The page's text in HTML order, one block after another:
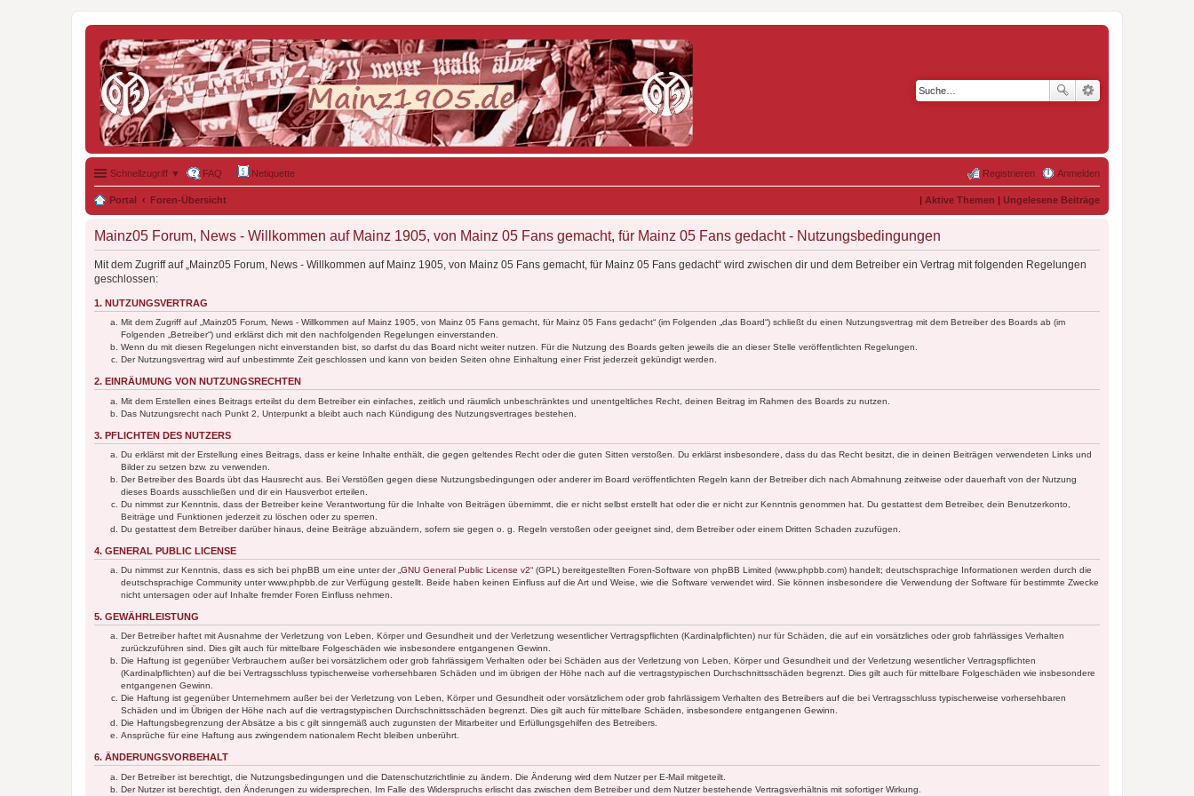
Schnellzugriff ▼ FAQ Netiquette Anmelden
Registrieren
Portal Foren-Übersicht | Aktive Themen | Ungelesene Beiträge
Mainz05 Forum, News - Willkommen auf Mainz 1905, von Mainz 05 Fans gemacht, für Mainz 05 Fans gedacht - Nutzungsbedingungen
Mit dem Zugriff auf „Mainz05 Forum, News - Willkommen auf Mainz 1905, von Mainz 05 Fans gemacht, für Mainz 05 Fans gedacht“ wird zwischen dir und dem Betreiber ein Vertrag mit folgenden Regelungen
geschlossen:
1. NUTZUNGSVERTRAG
Mit dem Zugriff auf „Mainz05 Forum, News - Willkommen auf Mainz 1905, von Mainz 05 Fans gemacht, für Mainz 05 Fans gedacht“ (im Folgenden „das Board“) schließt du einen Nutzungsvertrag mit dem Betreiber des Boards ab (im
Folgenden „Betreiber“) und erklärst dich mit den nachfolgenden Regelungen einverstanden.
Wenn du mit diesen Regelungen nicht einverstanden bist, so darfst du das Board nicht weiter nutzen. Für die Nutzung des Boards gelten jeweils die an dieser Stelle veröffentlichten Regelungen.
Der Nutzungsvertrag wird auf unbestimmte Zeit geschlossen und kann von beiden Seiten ohne Einhaltung einer Frist jederzeit gekündigt werden.
2. EINRÄUMUNG VON NUTZUNGSRECHTEN
Mit dem Erstellen eines Beitrags erteilst du dem Betreiber ein einfaches, zeitlich und räumlich unbeschränktes und unentgeltliches Recht, deinen Beitrag im Rahmen des Boards zu nutzen.
Das Nutzungsrecht nach Punkt 2, Unterpunkt a bleibt auch nach Kündigung des Nutzungsvertrages bestehen.
3. PFLICHTEN DES NUTZERS
Du erklärst mit der Erstellung eines Beitrags, dass er keine Inhalte enthält, die gegen geltendes Recht oder die guten Sitten verstoßen. Du erklärst insbesondere, dass du das Recht besitzt, die in deinen Beiträgen verwendeten Links und
Bilder zu setzen bzw. zu verwenden.
Der Betreiber des Boards übt das Hausrecht aus. Bei Verstößen gegen diese Nutzungsbedingungen oder anderer im Board veröffentlichten Regeln kann der Betreiber dich nach Abmahnung zeitweise oder dauerhaft von der Nutzung
dieses Boards ausschließen und dir ein Hausverbot erteilen.
Du nimmst zur Kenntnis, dass der Betreiber keine Verantwortung für die Inhalte von Beiträgen übernimmt, die er nicht selbst erstellt hat oder die er nicht zur Kenntnis genommen hat. Du gestattest dem Betreiber, dein Benutzerkonto,
Beiträge und Funktionen jederzeit zu löschen oder zu sperren.
Du gestattest dem Betreiber darüber hinaus, deine Beiträge abzuändern, sofern sie gegen o. g. Regeln verstoßen oder geeignet sind, dem Betreiber oder einem Dritten Schaden zuzufügen.
4. GENERAL PUBLIC LICENSE
Du nimmst zur Kenntnis, dass es sich bei phpBB um eine unter der „ GNU General Public License v2“ (GPL) bereitgestellten Foren-Software von phpBB Limited (www.phpbb.com) handelt; deutschsprachige Informationen werden durch die
deutschsprachige Community unter www.phpbb.de zur Verfügung gestellt. Beide haben keinen Einfluss auf die Art und Weise, wie die Software verwendet wird. Sie können insbesondere die Verwendung der Software für bestimmte Zwecke
nicht untersagen oder auf Inhalte fremder Foren Einfluss nehmen.
5. GEWÄHRLEISTUNG
Der Betreiber haftet mit Ausnahme der Verletzung von Leben, Körper und Gesundheit und der Verletzung wesentlicher Vertragspflichten (Kardinalpflichten) nur für Schäden, die auf ein vorsätzliches oder grob fahrlässiges Verhalten
zurückzuführen sind. Dies gilt auch für mittelbare Folgeschäden wie insbesondere entgangenen Gewinn.
Die Haftung ist gegenüber Verbrauchern außer bei vorsätzlichem oder grob fahrlässigem Verhalten oder bei Schäden aus der Verletzung von Leben, Körper und Gesundheit und der Verletzung wesentlicher Vertragspflichten
(Kardinalpflichten) auf die bei Vertragsschluss typischerweise vorhersehbaren Schäden und im übrigen der Höhe nach auf die vertragstypischen Durchschnittsschäden begrenzt. Dies gilt auch für mittelbare Folgeschäden wie insbesondere
entgangenen Gewinn.
Die Haftung ist gegenüber Unternehmern außer bei der Verletzung von Leben, Körper und Gesundheit oder vorsätzlichem oder grob fahrlässigem Verhalten des Betreibers auf die bei Vertragsschluss typischerweise vorhersehbaren
Schäden und im Übrigen der Höhe nach auf die vertragstypischen Durchschnittsschäden begrenzt. Dies gilt auch für mittelbare Schäden, insbesondere entgangenen Gewinn.
Die Haftungsbegrenzung der Absätze a bis c gilt sinngemäß auch zugunsten der Mitarbeiter und Erfüllungsgehilfen des Betreibers.
Ansprüche für eine Haftung aus zwingendem nationalem Recht bleiben unberührt.
6. ÄNDERUNGSVORBEHALT
Der Betreiber ist berechtigt, die Nutzungsbedingungen und die Datenschutzrichtlinie zu ändern. Die Änderung wird dem Nutzer per E-Mail mitgeteilt.
Der Nutzer ist berechtigt, den Änderungen zu widersprechen. Im Falle des Widerspruchs erlischt das zwischen dem Betreiber und dem Nutzer bestehende Vertragsverhältnis mit sofortiger Wirkung.